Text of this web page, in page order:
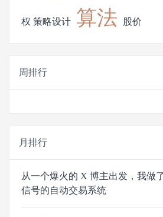
权 策略设计 算法 股价
周排行
月排行
从一个爆火的 X 博主出发，我做
信号的自动交易系统